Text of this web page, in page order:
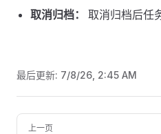
取消归档：
取消归档后任
最后更新: 7/8/26, 2:45 AM
Pager
上一页